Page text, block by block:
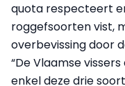
quota respecteert
roggefsoorten vist,
overbevissing door
“De Vlaamse
enkel deze drie